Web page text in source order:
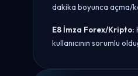
dakika boyunca açma/
E8 İmza Forex/Kripto:
kullanıcının sorumlu